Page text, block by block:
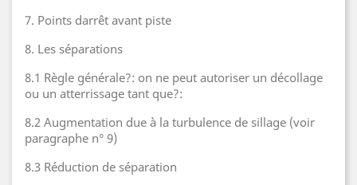
7. Points darrêt avant piste
8. Les séparations
8.1 Règle générale?: on ne peut autoriser un décollage
ou un atterrissage tant que?:
8.2 Augmentation due à la turbulence de sillage (voir
paragraphe n° 9)
8.3 Réduction de séparation